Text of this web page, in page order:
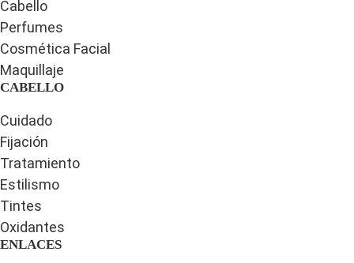
Cabello
Perfumes
Cosmética Facial
Maquillaje
CABELLO
Cuidado
Fijación
Tratamiento
Estilismo
Tintes
Oxidantes
ENLACES